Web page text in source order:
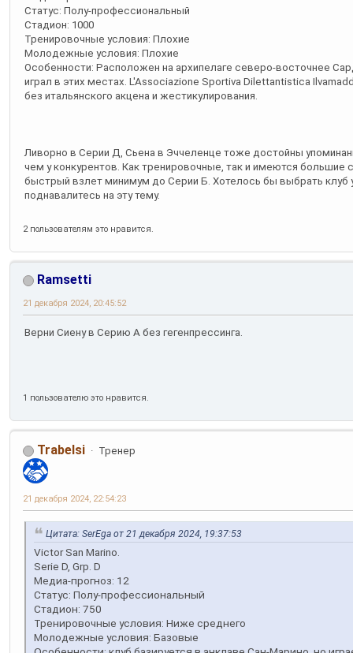
Статус: Полу-профессиональный
Стадион: 1000
Тренировочные условия: Плохие
Молодежные условия: Плохие
Особенности: Расположен на архипелаге северо-восточнее
играл в этих местах. L'Associazione Sportiva Dilettantistica
без итальянского акцена и жестикулирования.
Ливорно в Серии Д, Сьена в Эччеленце тоже достойны
чем у конкурентов. Как тренировочные, так и имеются большие
быстрый взлет минимум до Серии Б. Хотелось бы выбрать клуб
поднавалитесь на эту тему.
2 пользователям это нравится.
Ramsetti
21 декабря 2024, 20:45:52
Верни Сиену в Серию А без гегенпрессинга.
1 пользователю это нравится.
Trabelsi Тренер
21 декабря 2024, 22:54:23
Цитата: SerEga от 21 декабря 2024, 19:37:53
Victor San Marino.
Serie D, Grp. D
Медиа-прогноз: 12
Статус: Полу-профессиональный
Стадион: 750
Тренировочные условия: Ниже среднего
Молодежные условия: Базовые